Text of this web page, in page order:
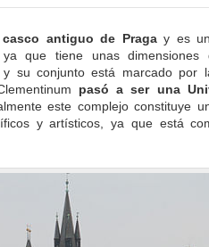
antiguo de Pragay es
que tiene unas dimensiones
su conjunto está marcado por
pasó a ser una
este complejo constituye
y artísticos, ya que está